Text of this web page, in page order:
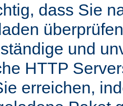
dass Sie
und
HTTP
erreichen,